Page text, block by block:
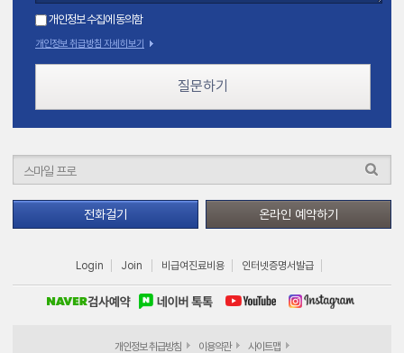
개인정보 수집에 동의함
개인정보 취급방침 자세히보기
질문하기
전화걸기 온라인 예약하기
Login Join 비급여진료비용 인터넷증명서발급
개인정보 취급방침 이용약관 사이트맵